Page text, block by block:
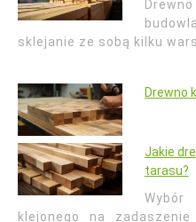
sklejanie ze sobą kilku
Drewno
Jakie
tarasu?
klejonego na